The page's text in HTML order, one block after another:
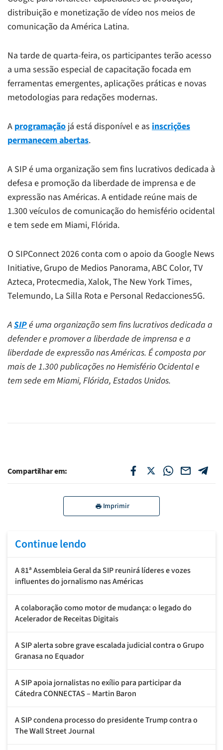
distribuição e monetização de vídeo nos meios de
comunicação da América Latina.
Na tarde de quarta-feira, os participantes terão acesso
a uma sessão especial de capacitação focada em
ferramentas emergentes, aplicações práticas e novas
metodologias para redações modernas.
A programação já está disponível e as inscrições
permanecem abertas.
A SIP é uma organização sem fins lucrativos dedicada à
defesa e promoção da liberdade de imprensa e de
expressão nas Américas. A entidade reúne mais de
1.300 veículos de comunicação do hemisfério ocidental
e tem sede em Miami, Flórida.
O SIPConnect 2026 conta com o apoio da Google News
Initiative, Grupo de Medios Panorama, ABC Color, TV
Azteca, Protecmedia, Xalok, The New York Times,
Telemundo, La Silla Rota e Personal Redacciones5G.
ASIPé uma organização sem fins lucrativos dedicada a
defender e promover a liberdade de imprensa e a
liberdade de expressão nas Américas. É composta por
mais de 1.300 publicações no Hemisfério Ocidental e
tem sede em Miami, Flórida, Estados Unidos.
Compartilhar em:
Imprimir
Continue lendo
A 81ª Assembleia Geral da SIP reunirá líderes e vozes
influentes do jornalismo nas Américas
A colaboração como motor de mudança: o legado do
Acelerador de Receitas Digitais
A SIP alerta sobre grave escalada judicial contra o Grupo
Granasa no Equador
A SIP apoia jornalistas no exílio para participar da
Cátedra CONNECTAS – Martin Baron
A SIP condena processo do presidente Trump contra o
The Wall Street Journal